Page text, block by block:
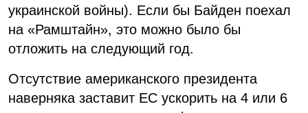
украинской войны). Если бы Байден поехал
на «Рамштайн», это можно было бы
отложить на следующий год.
Отсутствие американского президента
наверняка заставит ЕС ускорить на 4 или 6